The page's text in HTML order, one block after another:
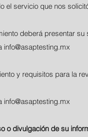
el servicio que nos
deberá presentar
info@asaptesting.mx
y requisitos para la
info@asaptesting.mx
o divulgación de su